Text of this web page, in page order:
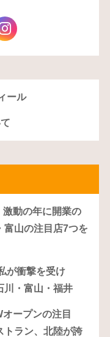
ール
激動の年に開業の
富山の注目店7つを
が衝撃を受け
川・富山・福井
ープンの注目
トラン、北陸が誇